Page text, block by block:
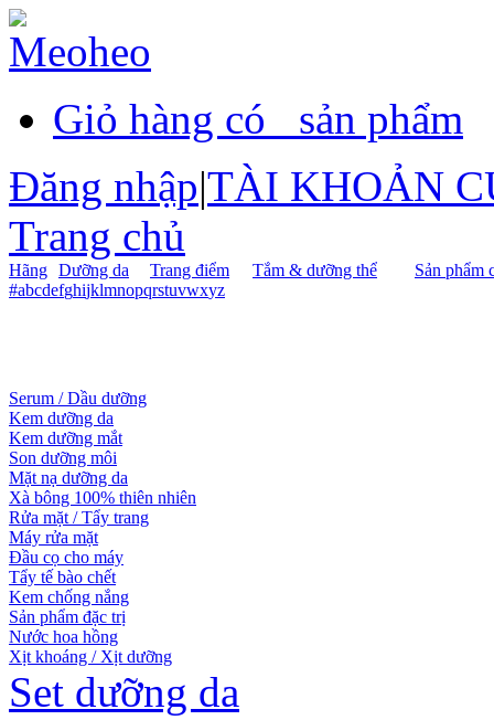
Giỏ hàng có
sản phẩm
Đăng nhập|TÀI KHOẢN
Trang chủ
Hãng Dưỡng da Trang điểm Tắm & dưỡng thể
Sản phẩm
#abcdefghijklmnopqrstuvwxyz
Serum / Dầu dưỡng
Kem dưỡng da
Kem dưỡng mắt
Son dưỡng môi
Mặt nạ dưỡng da
Xà bông 100% thiên nhiên
Rửa mặt / Tẩy trang
Máy rửa mặt
Đầu cọ cho máy
Tẩy tế bào chết
Kem chống nắng
Sản phẩm đặc trị
Nước hoa hồng
Xịt khoáng / Xịt dưỡng
Set dưỡng da